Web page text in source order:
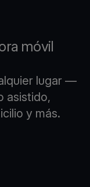
móvil
lugar —
asistido,
y más.